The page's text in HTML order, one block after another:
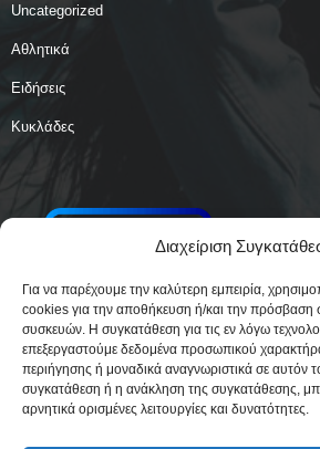
Διαχείριση
Για να παρέχουμε την καλύτερη εμπειρία,
cookies για την αποθήκευση ή/και την πρόσβαση
συσκευών. Η συγκατάθεση για τις εν λόγω
επεξεργαστούμε δεδομένα προσωπικού
περιήγησης ή μοναδικά αναγνωριστικά σε αυτόν
συγκατάθεση ή η ανάκληση της συγκατάθεσης,
αρνητικά ορισμένες λειτουργίες και δυνατότητες.
Uncategorized
Αθλητικά
Ειδήσεις
Κυκλάδες